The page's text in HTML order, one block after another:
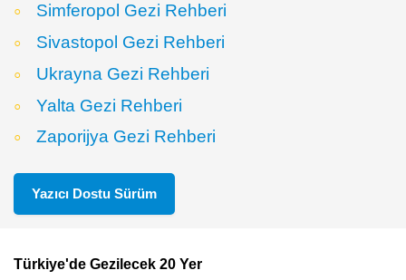
Simferopol Gezi Rehberi
Sivastopol Gezi Rehberi
Ukrayna Gezi Rehberi
Yalta Gezi Rehberi
Zaporijya Gezi Rehberi
Yazıcı Dostu Sürüm
Türkiye'de Gezilecek 20 Yer